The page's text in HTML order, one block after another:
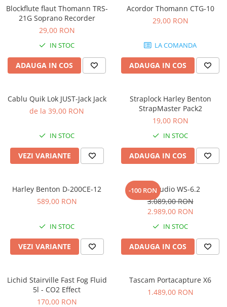
Microfoane stereo
Microfoane Suspendabile
Microfoane wireless si sisteme
Stative de microfon
Studio si inregistrari
Accesorii de microfoane
Accesorii echipamente de studio
Clape MIDI
Convertoare AD/DA
Microfoane de studio
Protectii antifonice pentru urechi
Recordere portabile
Sintetizatoare
Blockflute flaut Thomann TRS-
21G Soprano Recorder
29,00 RON
IN STOC
ADAUGA IN COS
Acordor Thomann CTG-10
29,00 RON
LA COMANDA
ADAUGA IN COS
Cablu Quik Lok JUST-Jack Jack
de la 39,00 RON
IN STOC
VEZI VARIANTE
Straplock Harley Benton
StrapMaster Pack2
19,00 RON
IN STOC
ADAUGA IN COS
Harley Benton D-200CE-12
589,00 RON
IN STOC
VEZI VARIANTE
-100 RON
Kali Audio WS-6.2
3.089,00 RON
2.989,00 RON
IN STOC
ADAUGA IN COS
Lichid Stairville Fast Fog Fluid
5l - CO2 Effect
170,00 RON
Tascam Portacapture X6
1.489,00 RON